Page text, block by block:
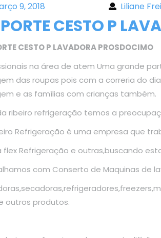
9, 2018 Liliane
CESTO P
CESTO P LAVADORA PROSDOCIMO
na área de atem Uma grande
das roupas pois com a correria do
e as famílias com crianças também.
ribeiro refrigeração temos a
Refrigeração é uma empresa que
flex Refrigeração e outras,buscando
com Conserto de Maquinas de
outros produtos.